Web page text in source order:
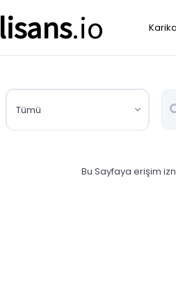
lisans.io
Tümü
Bu Sayfaya erişim